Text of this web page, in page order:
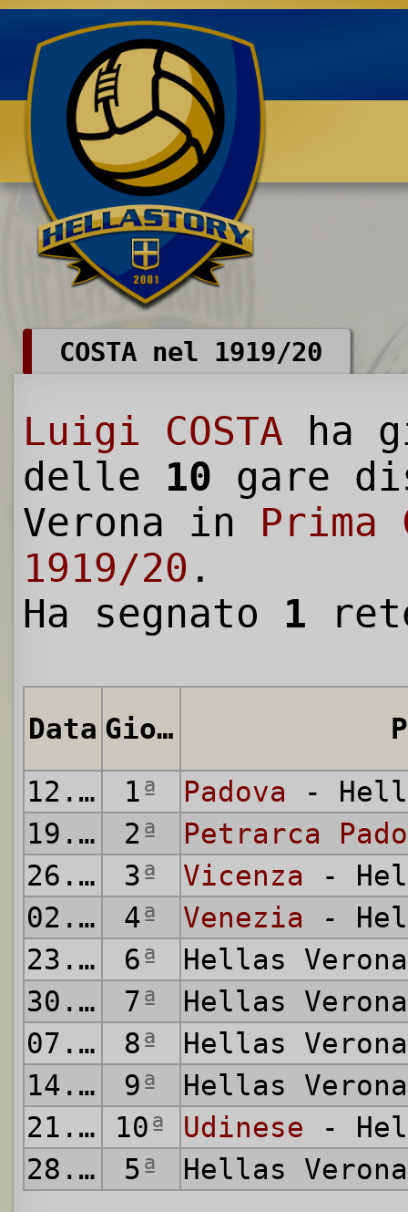
Benvenuti su HELLASTORY.net
COSTA nel 1919/20
Luigi COSTA ha
delle 10 gare
Verona in Prima
1919/20 .
Ha segnato 1
Data Giornata
12.10.1919
1ª Padova -
19.10.1919
2ª
Petrarca
26.10.1919
3ª Vicenza -
02.11.1919
4ª Venezia -
23.11.1919
6ª
Hellas
30.11.1919
7ª
Hellas
07.12.1919
8ª
Hellas
14.12.1919
9ª
Hellas
21.12.1919
10ª Udinese -
28.12.1919
5ª Hellas